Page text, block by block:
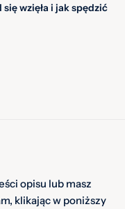
wzięła i jak spędzić
opisu lub masz
klikając w poniższy